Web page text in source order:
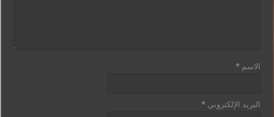
الاسم*
البريد الإلكتروني*